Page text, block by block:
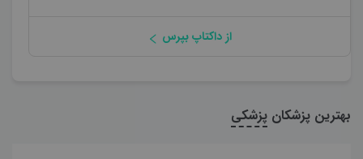
از داکتاپ بپرس
بهترین پزشکان پزشکی